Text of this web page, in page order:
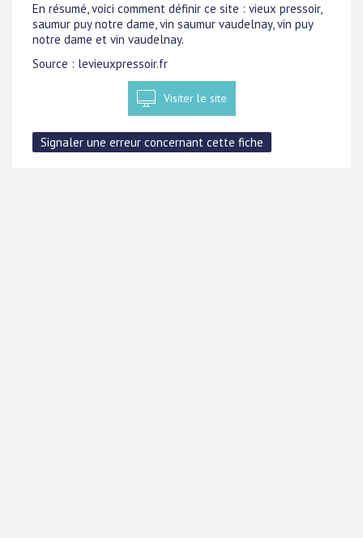
En résumé, voici comment définir ce site : vieux pressoir,
saumur puy notre dame, vin saumur vaudelnay, vin puy
notre dame et vin vaudelnay.
Source : levieuxpressoir.fr
Visiter le site